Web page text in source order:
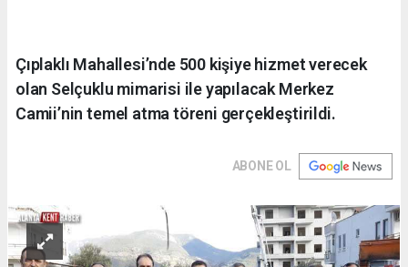
Çıplaklı Mahallesi’nde 500 kişiye hizmet verecek
olan Selçuklu mimarisi ile yapılacak Merkez
Camii’nin temel atma töreni gerçekleştirildi.
ABONE OL